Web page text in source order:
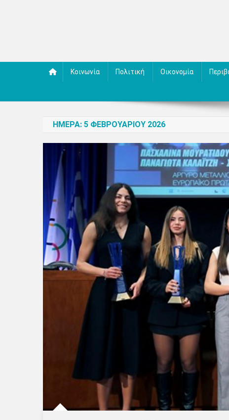
Κοινωνία Πολιτική Οικονομία
ΗΜΈΡΑ: 5 ΦΕΒΡΟΥΑΡΊΟΥ 2026